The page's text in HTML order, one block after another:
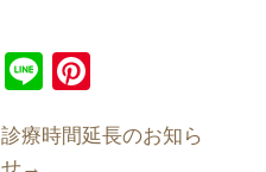
T
tt
Li
e er
診療時間延長のお知ら